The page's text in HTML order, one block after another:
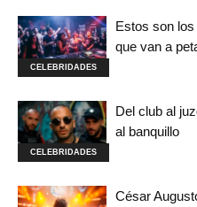
CELEBRIDADES
Estos son
que van a
CELEBRIDADES
Del club al
al banquillo
César